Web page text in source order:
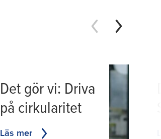
Det gör vi: Driva
på cirkularitet
Läs mer